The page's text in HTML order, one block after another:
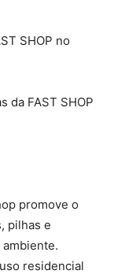
SHOP no
da FAST SHOP
promove o
pilhas e
residencial